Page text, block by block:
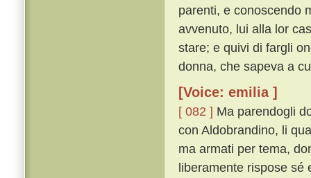
parenti, e conoscendo
avvenuto, lui alla lor
stare; e quivi di fargli
donna, che sapeva a
[Voice: emilia ]
[ 082 ] Ma parendogli
con Aldobrandino, li
ma armati per tema,
liberamente rispose